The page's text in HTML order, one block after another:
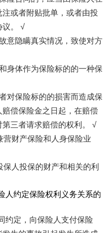
或者附贴批单，或者由投
议。 √
意隐瞒真实情况，致使对方
身体作为保险标的的一种保
对保险标的的损害而造成保
偿保险金之日起，在赔偿
三者请求赔偿的权利。 √
营财产保险和人身保险业
人投保的财产和相关的利
人约定保险权利义务关系的
约定，向保险人支付保险